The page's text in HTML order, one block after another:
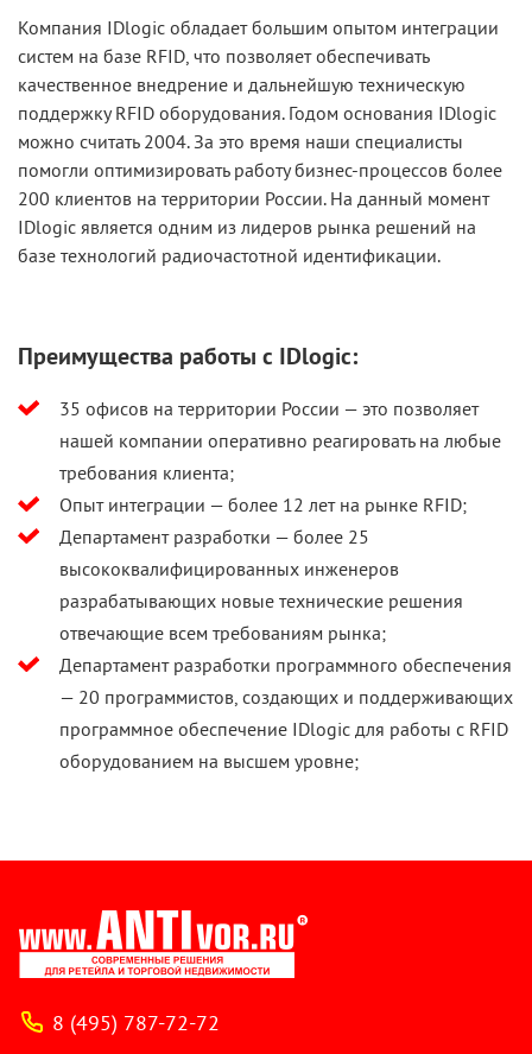
Компания IDlogic обладает большим опытом интеграции
систем на базе RFID, что позволяет обеспечивать
качественное внедрение и дальнейшую техническую
поддержку RFID оборудования. Годом основания IDlogic
можно считать 2004. За это время наши специалисты
помогли оптимизировать работу бизнес-процессов более
200 клиентов на территории России. На данный момент
IDlogic является одним из лидеров рынка решений на
базе технологий радиочастотной идентификации.
Преимущества работы с IDlogic:
35 офисов на территории России — это позволяет
нашей компании оперативно реагировать на любые
требования клиента;
Опыт интеграции — более 12 лет на рынке RFID;
Департамент разработки — более 25
высококвалифицированных инженеров
разрабатывающих новые технические решения
отвечающие всем требованиям рынка;
Департамент разработки программного обеспечения
— 20 программистов, создающих и поддерживающих
программное обеспечение IDlogic для работы с RFID
оборудованием на высшем уровне;
8 (495) 787-72-72